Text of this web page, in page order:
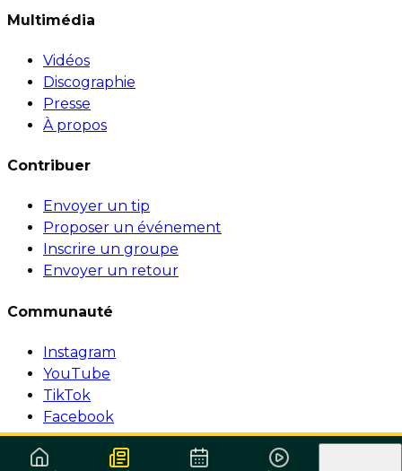
Multimédia
Vidéos
Discographie
Presse
À propos
Contribuer
Envoyer un tip
Proposer un événement
Inscrire un groupe
Envoyer un retour
Communauté
Instagram
YouTube
TikTok
Facebook
© 1999-2026 Surforeggae.com — Tous droits réservés.